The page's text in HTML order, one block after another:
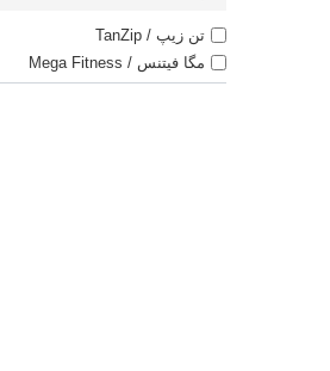
تن زیپ / TanZip
مگا فیتنس / Mega Fitness